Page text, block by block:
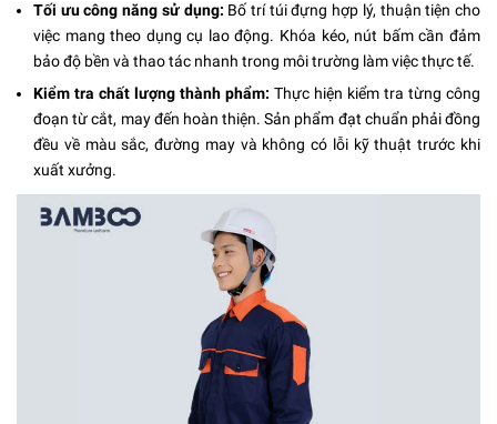
Tối ưu công năng sử dụng: Bố trí túi đựng hợp lý, thuận tiện cho
việc mang theo dụng cụ lao động. Khóa kéo, nút bấm cần đảm
bảo độ bền và thao tác nhanh trong môi trường làm việc thực tế.
Kiểm tra chất lượng thành phẩm: Thực hiện kiểm tra từng công
đoạn từ cắt, may đến hoàn thiện. Sản phẩm đạt chuẩn phải đồng
đều về màu sắc, đường may và không có lỗi kỹ thuật trước khi
xuất xưởng.